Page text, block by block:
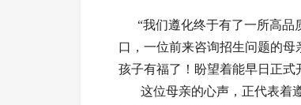
“我们遵化终于有了一所高品
口，一位前来咨询招生问题的
孩子有福了！盼望着能早日正式
这位母亲的心声，正代表着遵